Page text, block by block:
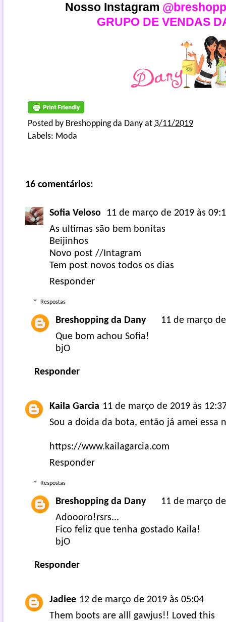
Nosso Instagram
GRUPO DE VENDAS
Posted by Breshopping da Dany at 3/11/2019
Labels: Moda
16 comentários:
Sofia Veloso
11 de março de 2019 às
As ultimas são bem bonitas
Beijinhos
Novo post // Intagram
Tem post novos todos os dias
Responder
Respostas
Breshopping da Dany
11 de março
Que bom achou Sofia!
bjO
Responder
Kaila Garcia 11 de março de 2019 às
Sou a doida da bota, então já amei essa
https://www.kailagarcia.com
Responder
Respostas
Breshopping da Dany
11 de março
Adoooro!rsrs...
Fico feliz que tenha gostado Kaila!
bjO
Responder
Jadiee 12 de março de 2019 às 05:04
Them boots are alll gawjus!! Loved this